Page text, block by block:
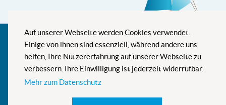
Auf unserer Webseite werden Cookies verwendet.
Einige von ihnen sind essenziell, während andere uns
helfen, Ihre Nutzererfahrung auf unserer Webseite zu
verbessern. Ihre Einwilligung ist jederzeit widerrufbar.
Mehr zum Datenschutz
Besser informiert